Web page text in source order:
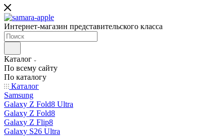
Интернет-магазин представительского класса
Каталог
По всему сайту
По каталогу
Каталог
Samsung
Galaxy Z Fold8 Ultra
Galaxy Z Fold8
Galaxy Z Flip8
Galaxy S26 Ultra